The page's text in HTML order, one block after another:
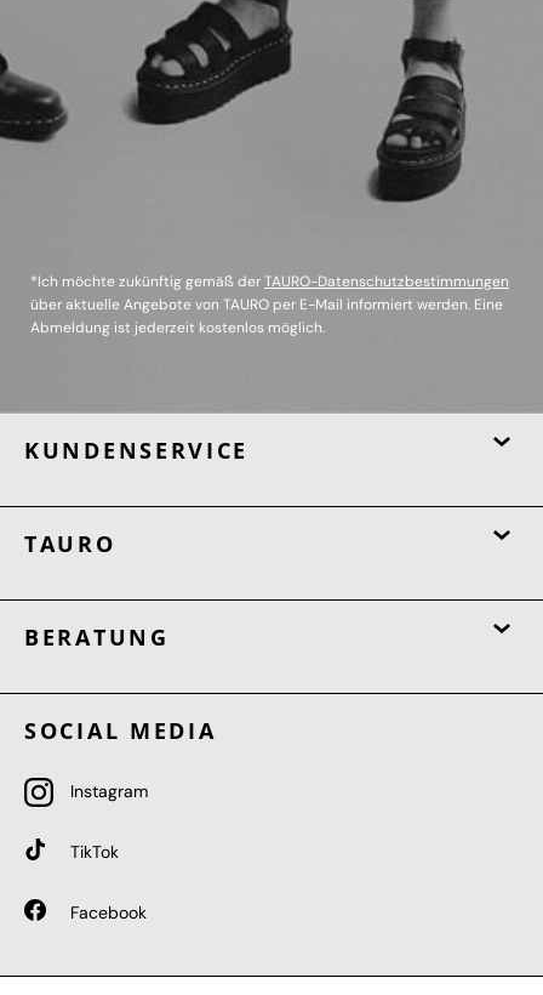
*Ich möchte zukünftig gemäß derTAURO-Datenschutzbestimmungen
über aktuelle Angebote von TAURO per E-Mail informiert werden. Eine
Abmeldung ist jederzeit kostenlos möglich.
KUNDENSERVICE
TAURO
BERATUNG
SOCIAL MEDIA
Instagram
TikTok
Facebook